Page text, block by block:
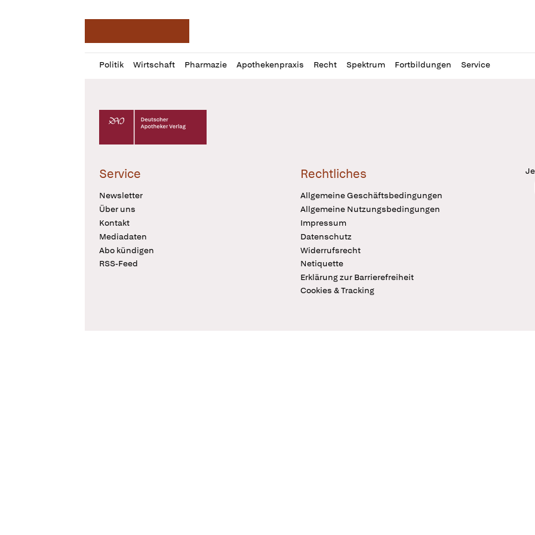
Politik Wirtschaft Pharmazie Apothekenpraxis Recht Spektrum Fortbildungen Service
Profil
öffnen
Daz
Pur
Deutscher Apotheker Verlag Logo
Service
Newsletter
Über uns
Kontakt
Mediadaten
Abo kündigen
RSS-Feed
Rechtliches
Allgemeine Geschäftsbedingungen
Allgemeine Nutzungsbedingungen
Impressum
Datenschutz
Widerrufsrecht
Netiquette
Erklärung zur Barrierefreiheit
Cookies & Tracking